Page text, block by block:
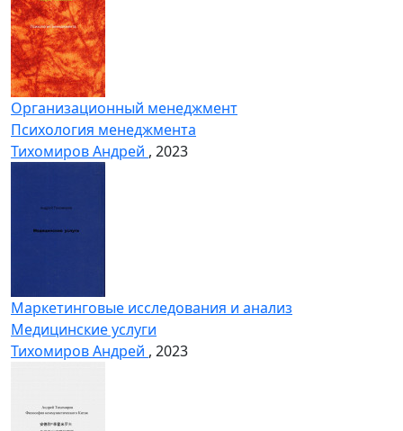
Организационный менеджмент
Психология менеджмента
Тихомиров Андрей , 2023
Маркетинговые исследования и анализ
Медицинские услуги
Тихомиров Андрей , 2023